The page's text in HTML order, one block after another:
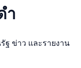
ำ
ข่าว และรายงาน